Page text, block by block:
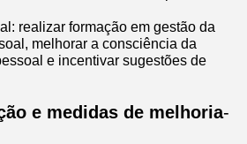
realizar formação em gestão da
melhorar a consciência da
e incentivar sugestões de
e medidas de melhoria-